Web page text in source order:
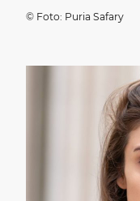
© Foto: Puria Safary